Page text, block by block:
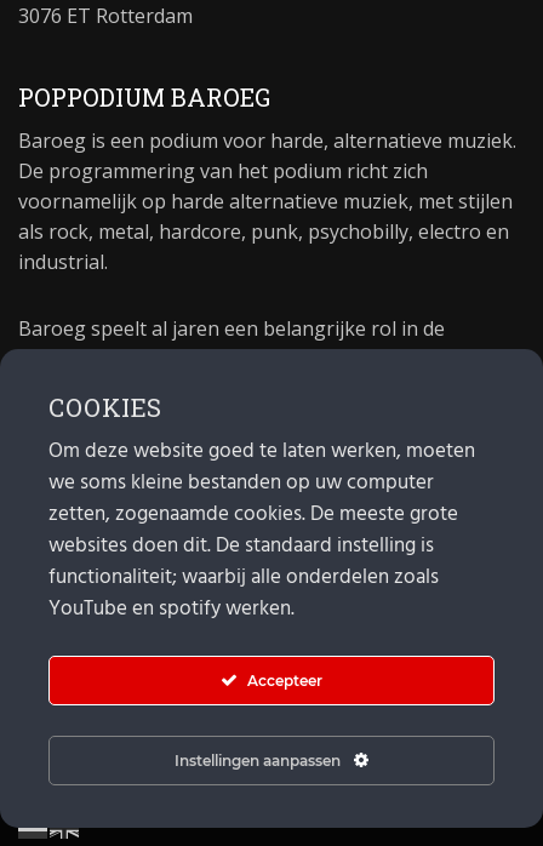
3076 ET Rotterdam
POPPODIUM BAROEG
Baroeg is een podium voor harde, alternatieve muziek.
De programmering van het podium richt zich
voornamelijk op harde alternatieve muziek, met stijlen
als rock, metal, hardcore, punk, psychobilly, electro en
industrial.
Baroeg speelt al jaren een belangrijke rol in de
culturele sector van Rotterdam. In 1981 begon Baroeg
poppodium 40 jaar.
MAIL
Algemeen: info@baroeg.nl
Bands & boeking: leon@baroeg.nl
Promotie & publiciteit: francis@baroeg.nl
COOKIES
Om deze website goed te laten werken, moeten
we soms kleine bestanden op uw computer
zetten, zogenaamde cookies. De meeste grote
websites doen dit. De standaard instelling is
functionaliteit; waarbij alle onderdelen zoals
YouTube en spotify werken.
Accepteer
Instellingen aanpassen